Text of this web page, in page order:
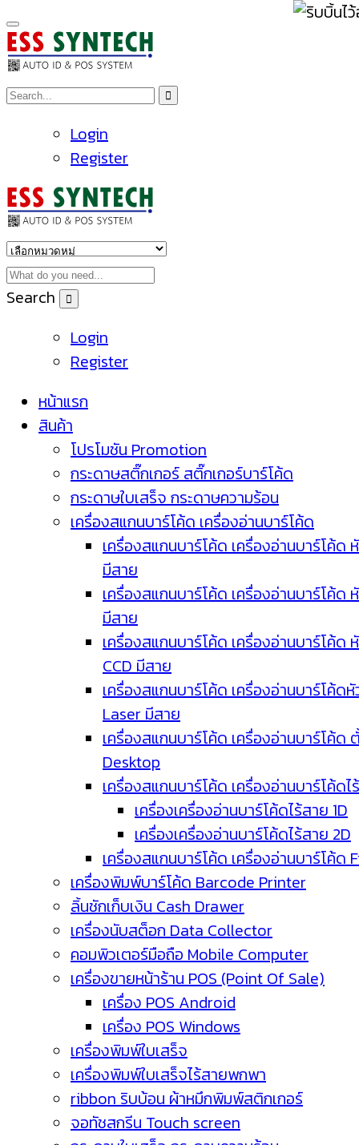
Login
Register
Search
Login
Register
หน้าแรก
สินค้า
โปรโมชัน Promotion
กระดาษสติ๊กเกอร์ สติ๊กเกอร์บาร์โค้ด
กระดาษใบเสร็จ กระดาษความร้อน
เครื่องสแกนบาร์โค้ด เครื่องอ่านบาร์โค้ด
เครื่องสแกนบาร์โค้ด เครื่องอ่านบาร์โค้ด
มีสาย
เครื่องสแกนบาร์โค้ด เครื่องอ่านบาร์โค้ด
มีสาย
เครื่องสแกนบาร์โค้ด เครื่องอ่านบาร์โค้ด
CCD มีสาย
เครื่องสแกนบาร์โค้ด เครื่องอ่านบาร์โค้ด
Laser มีสาย
เครื่องสแกนบาร์โค้ด เครื่องอ่านบาร์โค้ด
Desktop
เครื่องสแกนบาร์โค้ด เครื่องอ่านบาร์โค้ดไ
เครื่องเครื่องอ่านบาร์โค้ดไร้สาย 1D
เครื่องเครื่องอ่านบาร์โค้ดไร้สาย 2D
เครื่องสแกนบาร์โค้ด เครื่องอ่านบาร์โค้ด
เครื่องพิมพ์บาร์โค้ด Barcode Printer
ลิ้นชักเก็บเงิน Cash Drawer
เครื่องนับสต็อก Data Collector
คอมพิวเตอร์มือถือ Mobile Computer
เครื่องขายหน้าร้าน POS (Point Of Sale)
เครื่อง POS Android
เครื่อง POS Windows
เครื่องพิมพ์ใบเสร็จ
เครื่องพิมพ์ใบเสร็จไร้สายพกพา
ribbon ริบบ้อน ผ้าหมึกพิมพ์สติกเกอร์
จอทัชสกรีน Touch screen